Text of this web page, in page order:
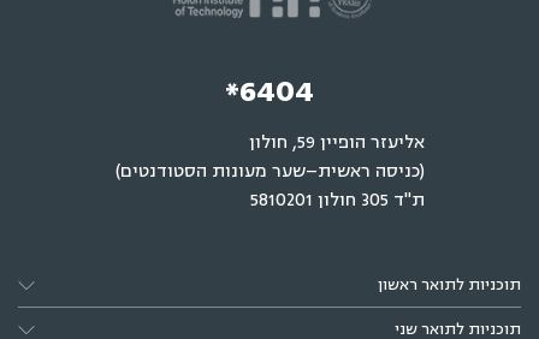
*6404
אליעזר הופיין 59, חולון
(כניסה ראשית–שער מעונות הסטודנטים)
ת"ד 305 חולון 5810201
תוכניות לתואר ראשון
תוכניות לתואר שני